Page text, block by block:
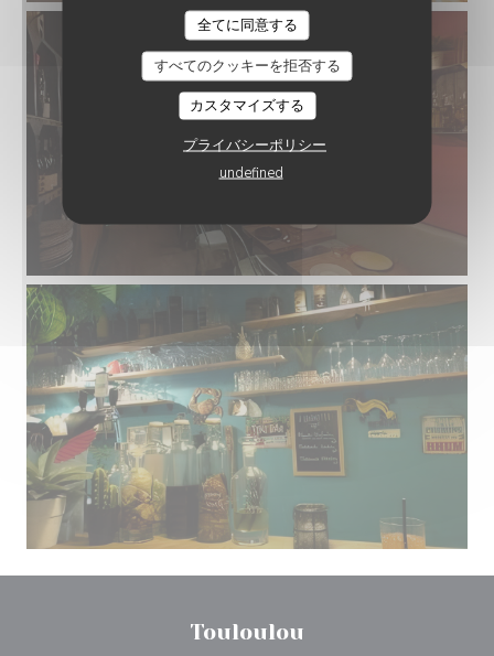
全てに同意する
すべてのクッキーを拒否する
カスタマイズする
プライバシーポリシー
undefined
Touloulou